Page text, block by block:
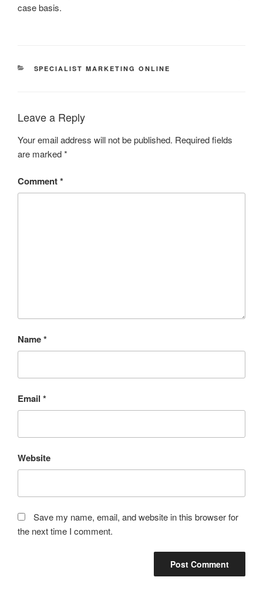
case basis.
SPECIALIST MARKETING ONLINE
Leave a Reply
Your email address will not be published. Required fields
are marked*
Comment*
Name*
Email *
Website
Save my name, email, and website in this browser for
the next time I comment.